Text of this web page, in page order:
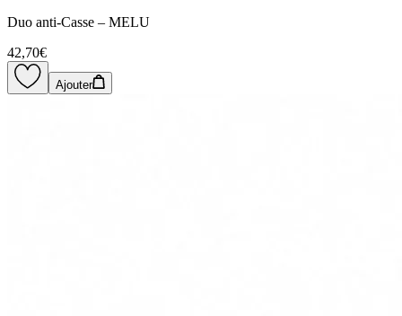
Duo anti-Casse – MELU
42,70€
Ajouter